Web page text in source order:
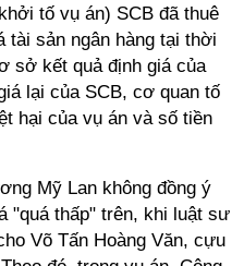
tố vụ án) SCB đã thuê
tài sản ngân hàng tại thời
sở kết quả định giá của
lại của SCB, cơ quan tố
hại của vụ án và số tiền
Mỹ Lan không đồng ý
"quá thấp" trên, khi luật sư
Võ Tấn Hoàng Văn, cựu